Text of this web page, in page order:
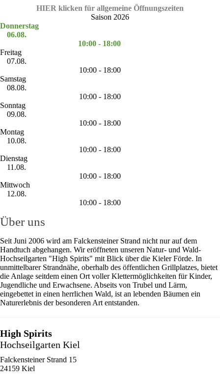
HIER klicken für allgemeine Öffnungszeiten
Saison 2026
Donnerstag
06.08.
10:00 - 18:00
Freitag
07.08.
10:00 - 18:00
Samstag
08.08.
10:00 - 18:00
Sonntag
09.08.
10:00 - 18:00
Montag
10.08.
10:00 - 18:00
Dienstag
11.08.
10:00 - 18:00
Mittwoch
12.08.
10:00 - 18:00
Über uns
Seit Juni 2006 wird am Falckensteiner Strand nicht nur auf dem
Handtuch abgehangen. Wir eröffneten unseren Natur- und Wald-
Hochseilgarten "High Spirits" mit Blick über die Kieler Förde. In
unmittelbarer Strandnähe, oberhalb des öffentlichen Grillplatzes, bietet
die Anlage seitdem einen Ort voller Klettermöglichkeiten für Kinder,
Jugendliche und Erwachsene. Abseits von Trubel und Lärm,
eingebettet in einen herrlichen Wald, ist an lebenden Bäumen ein
Naturerlebnis der besonderen Art entstanden.
High Spirits
Hochseilgarten Kiel
Falckensteiner Strand 15
24159 Kiel